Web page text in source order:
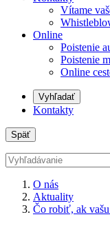
Vítame
Online
Poistenie
Poistenie
Online
Vyhľadať
Kontakty
Späť
O nás
Aktuality
Čo robiť, ak